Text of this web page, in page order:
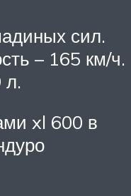
сил.
– 165 км/ч.
л.
xl 600 в